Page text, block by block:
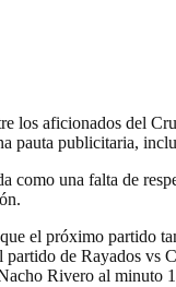
los aficionados del
pauta publicitaria,
una falta de
el próximo partido
partido de Rayados
Rivero al minuto